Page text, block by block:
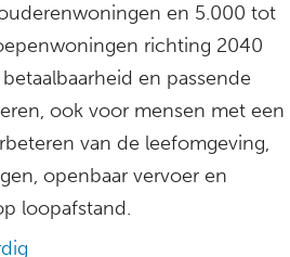
en 5.000 tot
richting 2040
en passende
ook voor mensen met een
van de leefomgeving,
openbaar vervoer en
loopafstand.